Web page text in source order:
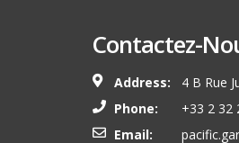
Contactez-
Address:
4 B Rue
Phone:
+33 2 32
Email: